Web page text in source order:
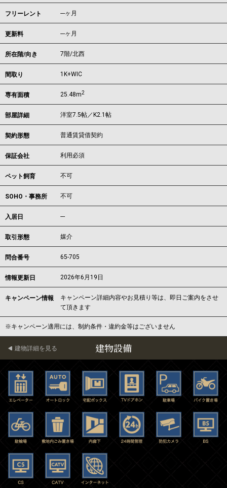
フリーレント ---ヶ月
更新料 ---ヶ月
所在階/向き 7階/北西
間取り 1K+WIC
専有面積 25.48m2
部屋詳細 洋室7.5帖／K2.1帖
契約形態 普通賃貸借契約
保証会社 利用必須
ペット飼育 不可
SOHO・事務所 不可
入居日 ---
取引形態 媒介
問合番号 65-705
情報更新日 2026年6月19日
キャンペーン情報
キャンペーン詳細内容やお見積り等は、即日ご案内をさせ
て頂きます
※キャンペーン適用には、制約条件・違約金等はございません
建物設備
建物詳細を見る